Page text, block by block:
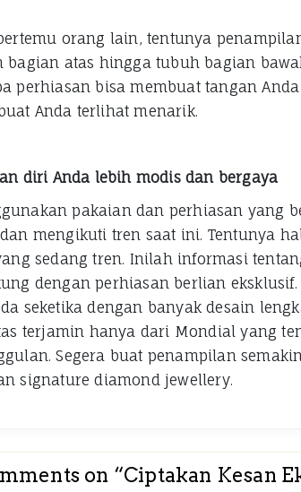
orang lain, tentunya
bagian atas hingga tubuh bagian
perhiasan bisa membuat tangan
Anda terlihat menarik.
diri Anda lebih modis dan bergaya
pakaian dan perhiasan yang
mengikuti tren saat ini. Tentunya
sedang tren. Inilah informasi
dengan perhiasan berlian
seketika dengan banyak desain
terjamin hanya dari Mondial yang
Segera buat penampilan
signature diamond jewellery.
on “Ciptakan Kesan